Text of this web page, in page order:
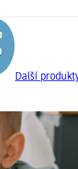
Další